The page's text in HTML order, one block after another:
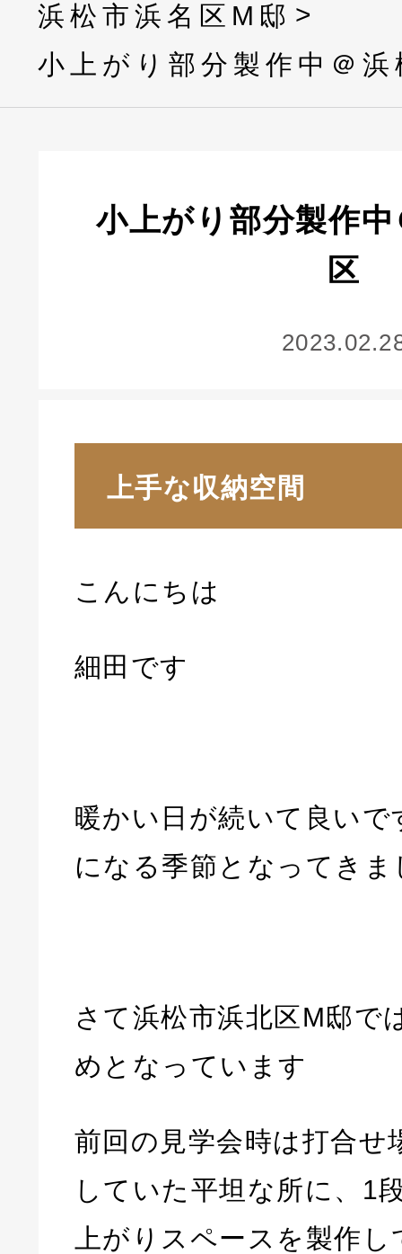
浜松市浜名区M邸
小上がり部分製作中＠
小上がり部分製作
区
上手な収納空間
こんにちは
細田です
暖かい日が続いて良いで
になる季節となってきま
さて浜松市浜北区M邸で
めとなっています
前回の見学会時は打合せ
していた平坦な所に、1
上がりスペースを製作